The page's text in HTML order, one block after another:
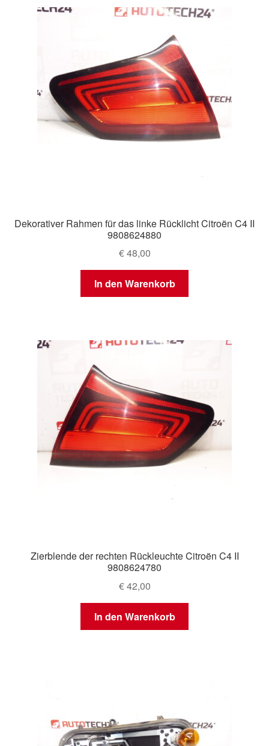
Dekorativer Rahmen für das linke Rücklicht Citroën C4 II
9808624880
€48,00
In den Warenkorb
Zierblende der rechten Rückleuchte Citroën C4 II
9808624780
€42,00
In den Warenkorb